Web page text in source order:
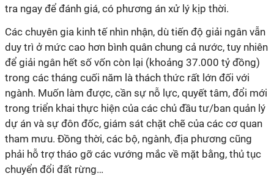
tra ngay để đánh giá, có phương án xử lý kịp thời.
Các chuyên gia kinh tế nhìn nhận, dù tiến độ giải ngân vẫn
duy trì ở mức cao hơn bình quân chung cả nước, tuy nhiên
để giải ngân hết số vốn còn lại (khoảng 37.000 tỷ đồng)
trong các tháng cuối năm là thách thức rất lớn đối với
ngành. Muốn làm được, cần sự nỗ lực, quyết tâm, đổi mới
trong triển khai thực hiện của các chủ đầu tư/ban quản lý
dự án và sự đôn đốc, giám sát chặt chẽ của các cơ quan
tham mưu. Đồng thời, các bộ, ngành, địa phương cũng
phải hỗ trợ tháo gỡ các vướng mắc về mặt bằng, thủ tục
chuyển đổi đất rừng…